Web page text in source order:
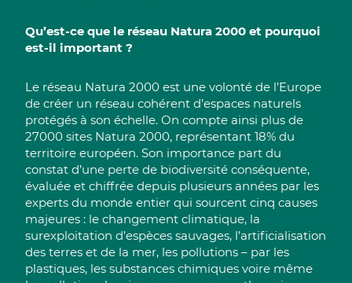
Qu’est-ce que le réseau Natura 2000 et pourquoi
est-il important ?
Le réseau Natura 2000 est une volonté de l’Europe
de créer un réseau cohérent d’espaces naturels
protégés à son échelle. On compte ainsi plus de
27000 sites Natura 2000, représentant 18% du
territoire européen. Son importance part du
constat d’une perte de biodiversité conséquente,
évaluée et chiffrée depuis plusieurs années par les
experts du monde entier qui sourcent cinq causes
majeures : le changement climatique, la
surexploitation d’espèces sauvages, l’artificialisation
des terres et de la mer, les pollutions – par les
plastiques, les substances chimiques voire même